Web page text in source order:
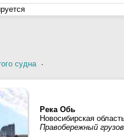
судна·
Река Обь
Новосибирская
Правобережный